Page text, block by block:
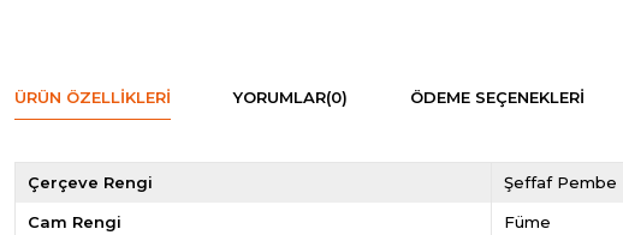
ÜRÜN ÖZELLIKLERI YORUMLAR(0) ÖDEME SEÇENEKLERI
Çerçeve Rengi Şeffaf Pembe
Cam Rengi Füme